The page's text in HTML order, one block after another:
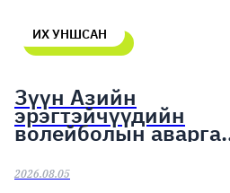
ИХ УНШСАН
Зүүн Азийн
эрэгтэйчүүдийн
волейболын аварга
шалгаруулах тэмцээн
эхэллээ
2026.08.05